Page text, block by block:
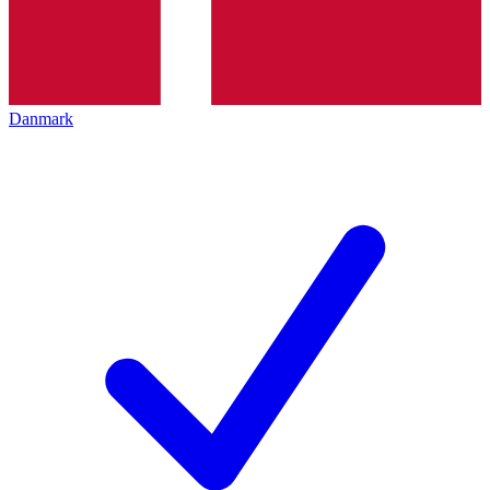
Danmark